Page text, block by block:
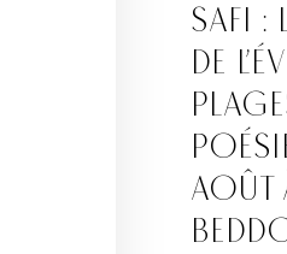
SAFI :
DE
AOÛT